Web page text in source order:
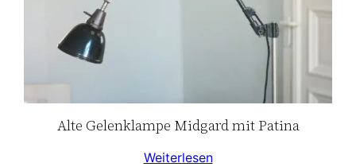
Alte Gelenklampe Midgard mit Patina
Weiterlesen